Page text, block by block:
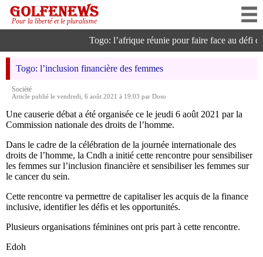
Pour la liberté et le pluralisme
Togo: l’afrique réunie pour faire face au défi
Togo: l’inclusion financière des femmes
Société
Article publié le vendredi, 6 août 2021 à 19:03 par Doso
Une causerie débat a été organisée ce le jeudi 6 août 2021 par la
Commission nationale des droits de l’homme.
Dans le cadre de la célébration de la journée internationale des
droits de l’homme, la Cndh a initié cette rencontre pour sensibiliser
les femmes sur l’inclusion financière et sensibiliser les femmes sur
le cancer du sein.
Cette rencontre va permettre de capitaliser les acquis de la finance
inclusive, identifier les défis et les opportunités.
Plusieurs organisations féminines ont pris part à cette rencontre.
Edoh